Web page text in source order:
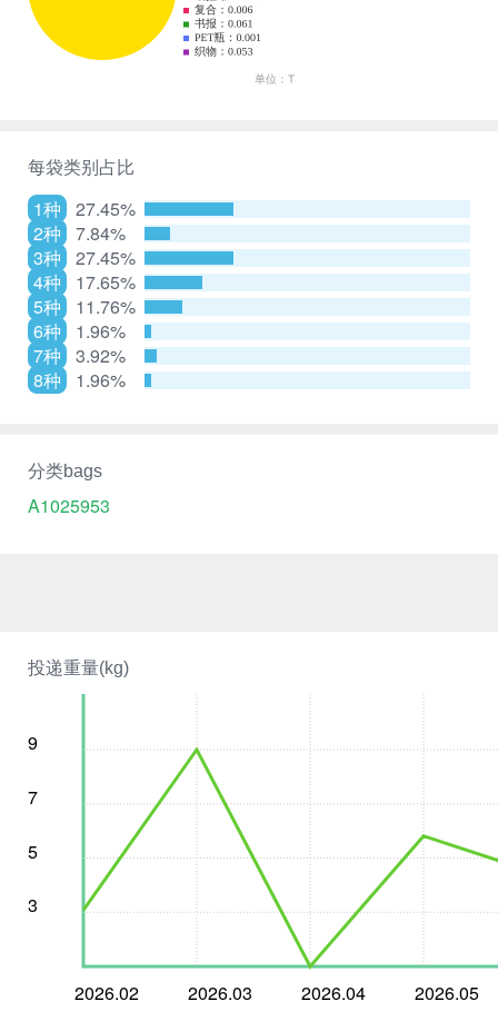
投递重量(kg)
9
7
5
3
2026.02 2026.03 2026.04 2026.05
每袋类别占比
1种
27.45%
2种
7.84%
3种
27.45%
4种
17.65%
5种
11.76%
6种
1.96%
7种
3.92%
8种
1.96%
分类bags
A1025953